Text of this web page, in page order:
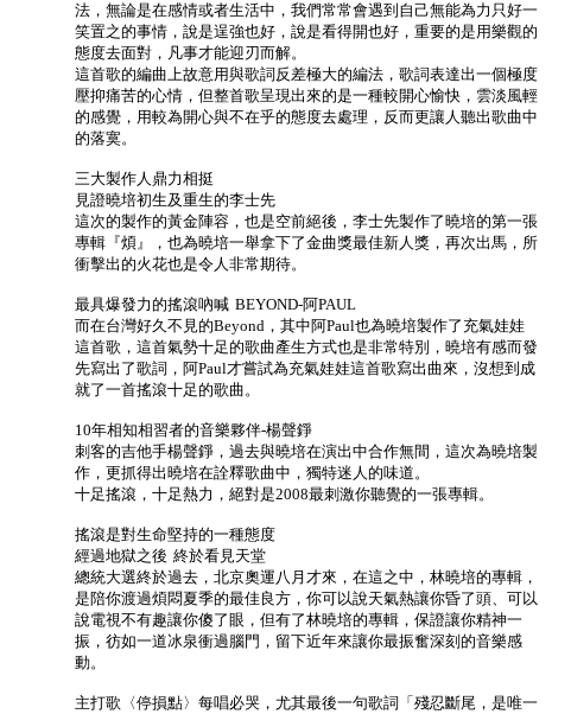
法，無論是在感情或者生活中，我們常常會遇到自己無能為力只好一
笑置之的事情，說是逞強也好，說是看得開也好，重要的是用樂觀的
態度去面對，凡事才能迎刃而解。
這首歌的編曲上故意用與歌詞反差極大的編法，歌詞表達出一個極度
壓抑痛苦的心情，但整首歌呈現出來的是一種較開心愉快，雲淡風輕
的感覺，用較為開心與不在乎的態度去處理，反而更讓人聽出歌曲中
的落寞。
三大製作人鼎力相挺
見證曉培初生及重生的李士先
這次的製作的黃金陣容，也是空前絕後，李士先製作了曉培的第一張
專輯『煩』，也為曉培一舉拿下了金曲獎最佳新人獎，再次出馬，所
衝擊出的火花也是令人非常期待。
最具爆發力的搖滾吶喊 BEYOND-阿PAUL
而在台灣好久不見的Beyond，其中阿Paul也為曉培製作了充氣娃娃
這首歌，這首氣勢十足的歌曲產生方式也是非常特別，曉培有感而發
先寫出了歌詞，阿Paul才嘗試為充氣娃娃這首歌寫出曲來，沒想到成
就了一首搖滾十足的歌曲。
10年相知相習者的音樂夥伴-楊聲錚
刺客的吉他手楊聲錚，過去與曉培在演出中合作無間，這次為曉培製
作，更抓得出曉培在詮釋歌曲中，獨特迷人的味道。
十足搖滾，十足熱力，絕對是2008最刺激你聽覺的一張專輯。
搖滾是對生命堅持的一種態度
經過地獄之後 終於看見天堂
總統大選終於過去，北京奧運八月才來，在這之中，林曉培的專輯，
是陪你渡過煩悶夏季的最佳良方，你可以說天氣熱讓你昏了頭、可以
說電視不有趣讓你傻了眼，但有了林曉培的專輯，保證讓你精神一
振，彷如一道冰泉衝過腦門，留下近年來讓你最振奮深刻的音樂感
動。
主打歌〈停損點〉每唱必哭，尤其最後一句歌詞「殘忍斷尾，是唯一